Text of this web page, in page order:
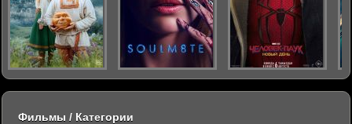
Фильмы / Категории